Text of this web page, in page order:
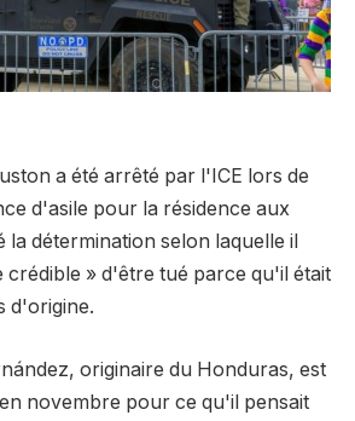
a été arrêté par l'ICE lors de
d'asile pour la résidence aux
la détermination selon laquelle il
crédible » d'être tué parce qu'il était
d'origine.
originaire du Honduras, est
novembre pour ce qu'il pensait